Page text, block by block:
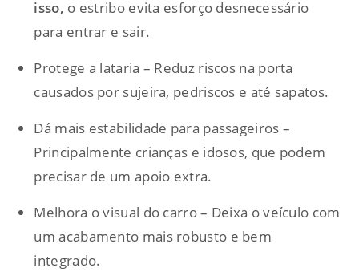
isso, o estribo evita esforço desnecessário
para entrar e sair.
Protege a lataria – Reduz riscos na porta
causados por sujeira, pedriscos e até sapatos.
Dá mais estabilidade para passageiros –
Principalmente crianças e idosos, que podem
precisar de um apoio extra.
Melhora o visual do carro – Deixa o veículo com
um acabamento mais robusto e bem
integrado.